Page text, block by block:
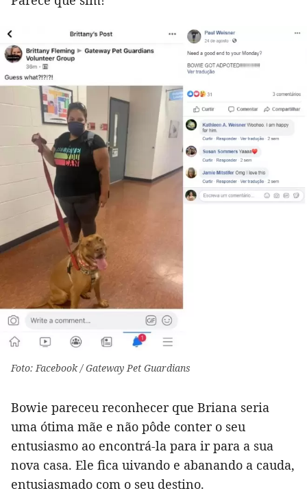
Foto: Facebook / Gateway Pet Guardians
Bowie pareceu reconhecer que Briana seria
uma ótima mãe e não pôde conter o seu
entusiasmo ao encontrá-la para ir para a sua
nova casa. Ele fica uivando e abanando a cauda,
entusiasmado com o seu destino.